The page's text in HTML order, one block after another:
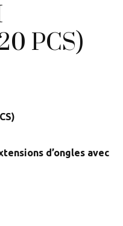
PCS)
d’ongles avec